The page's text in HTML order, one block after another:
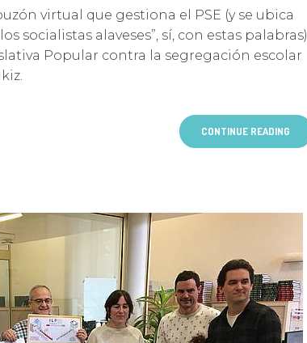
virtual que gestiona el PSE (y se ubica
socialistas alaveses”, sí, con estas palabras)
Popular contra la segregación escolar
CONTINUE READING